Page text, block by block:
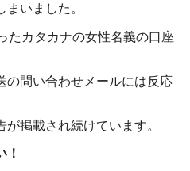
いました。
たカタカナの女性名義の口座
の問い合わせメールには反応
掲載され続けています。
！